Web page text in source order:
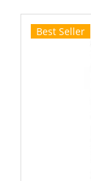
Best Seller